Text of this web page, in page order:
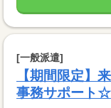
[一般派遣]
【期間限定】
事務サポート☆